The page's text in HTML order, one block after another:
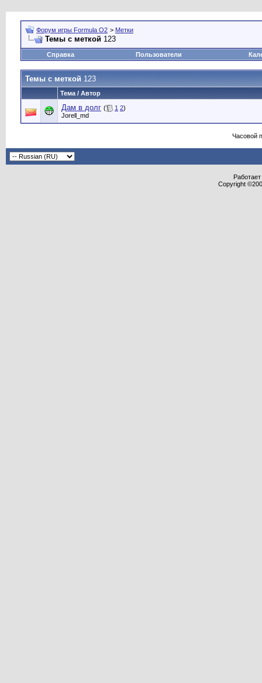
Форум игры Formula O2 > Метки
Темы с меткой 123
Справка Пользователи
Темы с меткой 123
Тема / Автор
Дам в долг ( 1 2)
Jorell_md
Часовой
Copyright